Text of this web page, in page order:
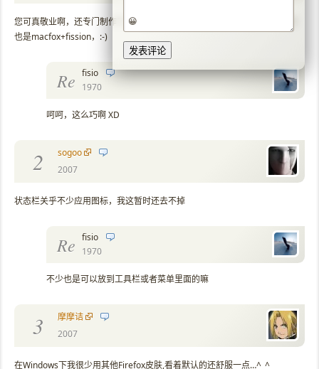
😀
您可真敬业啊，还专门制作了一个gif文件，写得如此详细，可嘉。我用的是
也是macfox+fission，:-)
Re fisio
1970
呵呵，这么巧啊 XD
2
sogoo
2007
状态栏关乎不少应用图标，我这暂时还去不掉
Re fisio
1970
不少也是可以放到工具栏或者菜单里面的嘛
3
摩摩诘
2007
在Windows下我很少用其他Firefox皮肤,看着默认的还舒服一点…^_^